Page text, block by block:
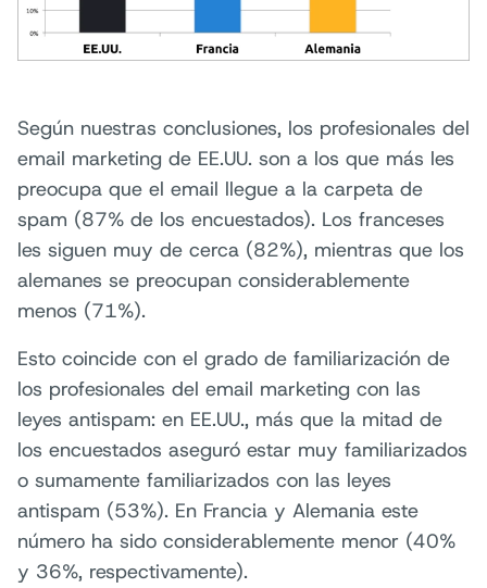
Según nuestras conclusiones, los profesionales del
email marketing de EE.UU. son a los que más les
preocupa que el email llegue a la carpeta de
spam (87% de los encuestados). Los franceses
les siguen muy de cerca (82%), mientras que los
alemanes se preocupan considerablemente
menos (71%).
Esto coincide con el grado de familiarización de
los profesionales del email marketing con las
leyes antispam: en EE.UU., más que la mitad de
los encuestados aseguró estar muy familiarizados
o sumamente familiarizados con las leyes
antispam (53%). En Francia y Alemania este
número ha sido considerablemente menor (40%
y 36%, respectivamente).